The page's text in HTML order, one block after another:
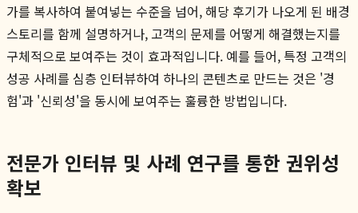
가를 복사하여 붙여넣는 수준을 넘어, 해당 후기가 나오게 된 배경
스토리를 함께 설명하거나, 고객의 문제를 어떻게 해결했는지를
구체적으로 보여주는 것이 효과적입니다. 예를 들어, 특정 고객의
성공 사례를 심층 인터뷰하여 하나의 콘텐츠로 만드는 것은 '경
험'과 '신뢰성'을 동시에 보여주는 훌륭한 방법입니다.
전문가 인터뷰 및 사례 연구를 통한 권위성
확보